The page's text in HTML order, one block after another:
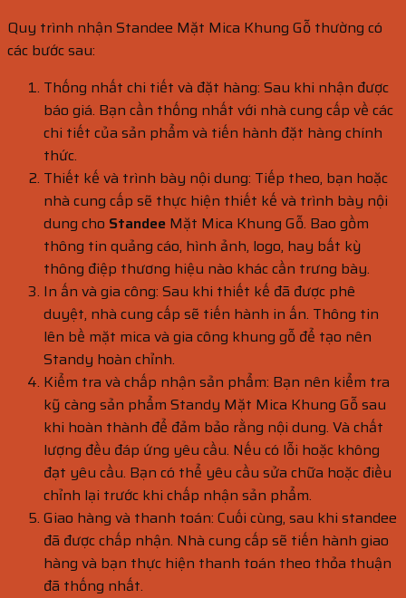
Quy trình nhận Standee Mặt Mica Khung Gỗ thường có
các bước sau:
Thống nhất chi tiết và đặt hàng: Sau khi nhận được
báo giá. Bạn cần thống nhất với nhà cung cấp về các
chi tiết của sản phẩm và tiến hành đặt hàng chính
thức.
Thiết kế và trình bày nội dung: Tiếp theo, bạn hoặc
nhà cung cấp sẽ thực hiện thiết kế và trình bày nội
dung cho Standee Mặt Mica Khung Gỗ. Bao gồm
thông tin quảng cáo, hình ảnh, logo, hay bất kỳ
thông điệp thương hiệu nào khác cần trưng bày.
In ấn và gia công: Sau khi thiết kế đã được phê
duyệt, nhà cung cấp sẽ tiến hành in ấn. Thông tin
lên bề mặt mica và gia công khung gỗ để tạo nên
Standy hoàn chỉnh.
Kiểm tra và chấp nhận sản phẩm: Bạn nên kiểm tra
kỹ càng sản phẩm Standy Mặt Mica Khung Gỗ sau
khi hoàn thành để đảm bảo rằng nội dung. Và chất
lượng đều đáp ứng yêu cầu. Nếu có lỗi hoặc không
đạt yêu cầu. Bạn có thể yêu cầu sửa chữa hoặc điều
chỉnh lại trước khi chấp nhận sản phẩm.
Giao hàng và thanh toán: Cuối cùng, sau khi standee
đã được chấp nhận. Nhà cung cấp sẽ tiến hành giao
hàng và bạn thực hiện thanh toán theo thỏa thuận
đã thống nhất.